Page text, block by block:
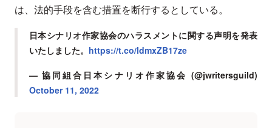
は、法的手段を含む措置を断行するとしている。
日本シナリオ作家協会のハラスメントに関する声明を発表
いたしました。 https://t.co/ldmxZB17ze
— 協同組合日本シナリオ作家協会 (@jwritersguild)
October 11, 2022